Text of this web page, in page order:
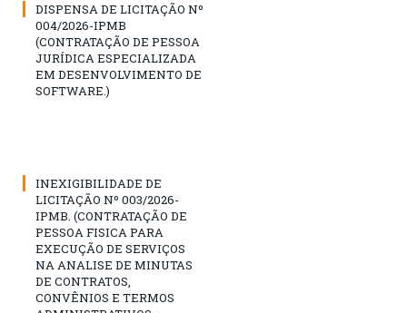
DISPENSA DE LICITAÇÃO Nº
004/2026-IPMB
(CONTRATAÇÃO DE PESSOA
JURÍDICA ESPECIALIZADA
EM DESENVOLVIMENTO DE
SOFTWARE.)
INEXIGIBILIDADE DE
LICITAÇÃO Nº 003/2026-
IPMB. (CONTRATAÇÃO DE
PESSOA FISICA PARA
EXECUÇÃO DE SERVIÇOS
NA ANALISE DE MINUTAS
DE CONTRATOS,
CONVÊNIOS E TERMOS